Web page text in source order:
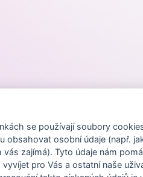
se používají soubory
obsahovat osobní údaje (např.
vás zajímá). Tyto údaje nám
pro Vás a ostatní naše